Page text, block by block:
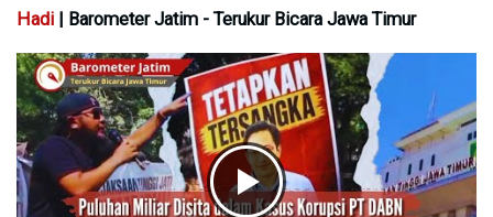
Hadi | Barometer Jatim - Terukur Bicara Jawa Timur